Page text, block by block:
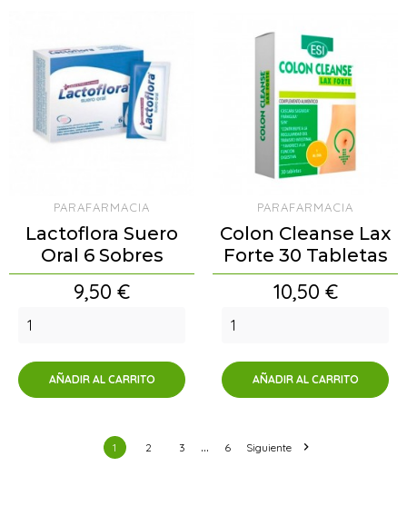
PARAFARMACIA
Lactoflora Suero
Oral 6 Sobres
Precio
9,50 €
AÑADIR AL CARRITO
PARAFARMACIA
Colon Cleanse Lax
Forte 30 Tabletas
Precio
10,50 €
AÑADIR AL CARRITO
1 2 3 … 6 Siguiente 